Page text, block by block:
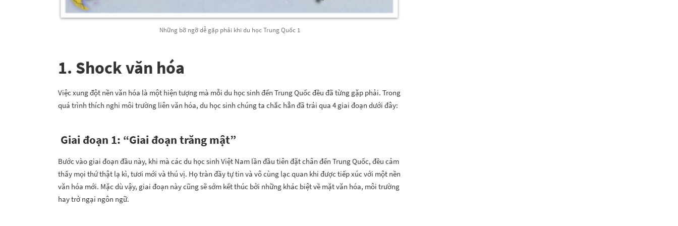
Những bỡ ngỡ dễ gặp phải khi du học Trung Quốc 1
1. Shock văn hóa
Việc xung đột nền văn hóa là một hiện tượng mà mỗi du học sinh đến Trung Quốc đều đã từng gặp phải. Trong
quá trình thích nghi môi trường liên văn hóa, du học sinh chúng ta chắc hẳn đã trải qua 4 giai đoạn dưới đây:
Giai đoạn 1: “Giai đoạn trăng mật”
Bước vào giai đoạn đầu này, khi mà các du học sinh Việt Nam lần đầu tiên đặt chân đến Trung Quốc, đều cảm
thấy mọi thứ thật lạ kì, tươi mới và thú vị. Họ tràn đầy tự tin và vô cùng lạc quan khi được tiếp xúc với một nền
văn hóa mới. Mặc dù vậy, giai đoạn này cũng sẽ sớm kết thúc bởi những khác biệt về mặt văn hóa, môi trường
hay trở ngại ngôn ngữ.